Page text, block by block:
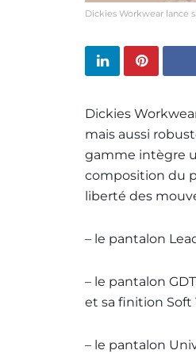
Dickies Workwear lance
Dickies
mais aussi
gamme intègre
composition du
liberté des
– le pantalon
– le pantalon
et sa finition Soft
– le pantalon